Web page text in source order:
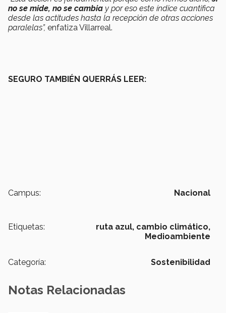
no se mide, no se cambia y por eso este índice cuantifica
desde las actitudes hasta la recepción de otras acciones
paralelas”, enfatiza Villarreal.
SEGURO TAMBIÉN QUERRÁS LEER:
Campus: Nacional
Etiquetas: ruta azul, cambio climático,
Medioambiente
Categoría: Sostenibilidad
Notas Relacionadas